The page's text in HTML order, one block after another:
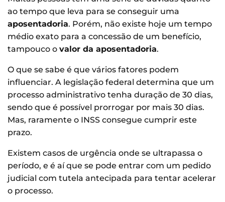
ao tempo que leva para se conseguir uma
aposentadoria. Porém, não existe hoje um tempo
médio exato para a concessão de um benefício,
tampouco o valor da aposentadoria.
O que se sabe é que vários fatores podem
influenciar. A legislação federal determina que um
processo administrativo tenha duração de 30 dias,
sendo que é possível prorrogar por mais 30 dias.
Mas, raramente o INSS consegue cumprir este
prazo.
Existem casos de urgência onde se ultrapassa o
período, e é aí que se pode entrar com um pedido
judicial com tutela antecipada para tentar acelerar
o processo.